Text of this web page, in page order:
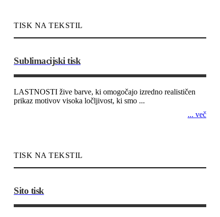
TISK NA TEKSTIL
Sublimacijski tisk
LASTNOSTI žive barve, ki omogočajo izredno realističen
prikaz motivov visoka ločljivost, ki smo ...
... več
TISK NA TEKSTIL
Sito tisk